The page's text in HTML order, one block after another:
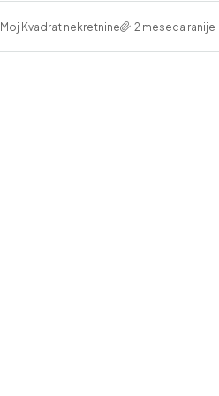
Moj Kvadrat nekretnine 2 meseca ranije